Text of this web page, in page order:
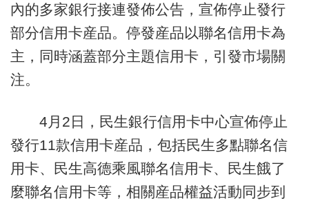
內的多家銀行接連發佈公告，宣佈停止發行
部分信用卡産品。停發産品以聯名信用卡為
主，同時涵蓋部分主題信用卡，引發市場關
注。
4月2日，民生銀行信用卡中心宣佈停止
發行11款信用卡産品，包括民生多點聯名信
用卡、民生高德乘風聯名信用卡、民生餓了
麼聯名信用卡等，相關産品權益活動同步到